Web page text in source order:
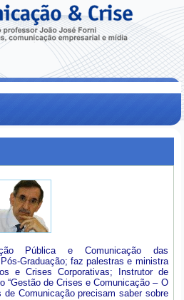
Pública e Comunicação das
Graduação; faz palestras e ministra
e Crises Corporativas; Instrutor de
“Gestão de Crises e Comunicação – O
Comunicação precisam saber sobre